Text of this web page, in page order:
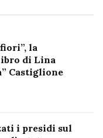
la
di Lina
Castiglione
i presidi sul